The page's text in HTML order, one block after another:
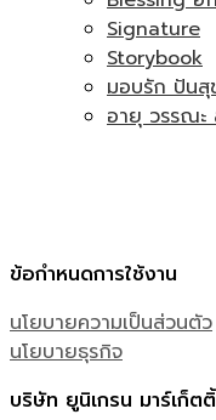
Signature
Storybook
มอบรัก ปันสุ
อายุ วรรณะ
ข้อกำหนดการใช้งาน
นโยบายความเป็นส่วนตัว
นโยบายธุรกิจ
บริษัท ยูนิเกรน มาร์เก็